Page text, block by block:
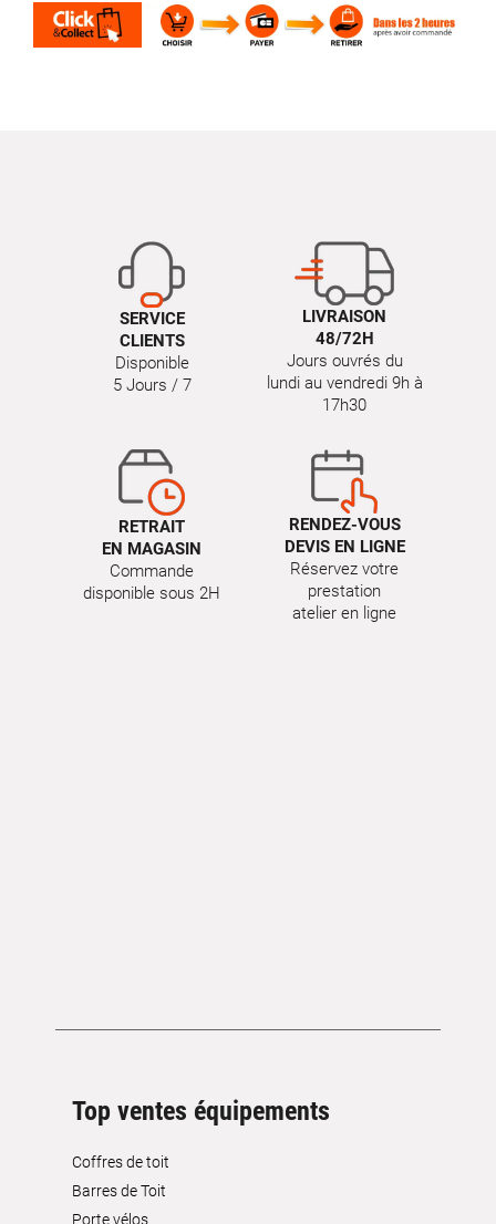
SERVICE
CLIENTS
Disponible
5 Jours / 7
LIVRAISON
48/72H
Jours ouvrés du
lundi au vendredi 9h à
17h30
RETRAIT
EN MAGASIN
Commande
disponible sous 2H
RENDEZ-VOUS
DEVIS EN LIGNE
Réservez votre
prestation
atelier en ligne
Top ventes équipements
Coffres de toit
Barres de Toit
Porte vélos